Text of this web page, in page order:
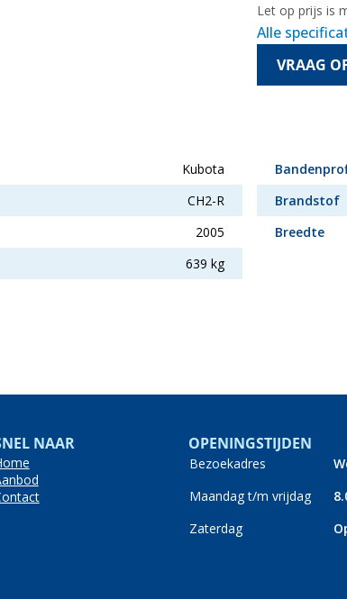
Let op prijs is
Alle
VRAAG
Kubota
CH2-R
2005
639 kg
Brandstof
Breedte
NAAR OPENINGSTIJDEN
Bezoekadres
Maandag t/m vrijdag
Zaterdag